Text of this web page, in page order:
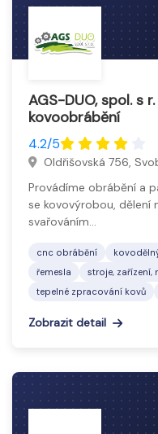
AGS-DUO, spol. s
kovoobrábění
4.2/5
Oldřišovská 756,
Provádíme obrábění a
se kovovýrobou, dělení
svařováním…
cnc obrábění
řemesla
stroje, zařízení,
tepelné zpracování kovů
Zobrazit detail